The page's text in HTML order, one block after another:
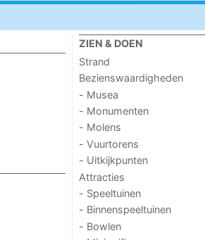
ZIEN & DOEN
Strand
Bezienswaardigheden
- Musea
- Monumenten
- Molens
- Vuurtorens
- Uitkijkpunten
Attracties
- Speeltuinen
- Binnenspeeltuinen
- Bowlen